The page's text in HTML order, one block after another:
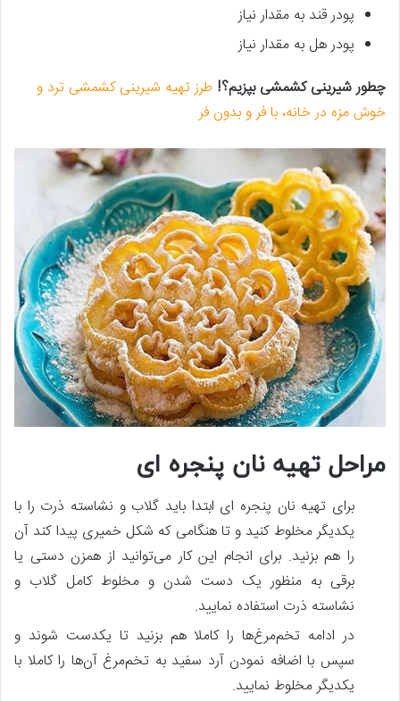
پودر قند به مقدار نیاز
پودر هل به مقدار نیاز
چطور شیرینی کشمشی بپزیم؟! طرز تهیه شیرینی کشمشی ترد و
خوش مزه در خانه، با فر و بدون فر
مراحل تهیه نان پنجره ای
برای تهیه نان پنجره‌ ای ابتدا باید گلاب و نشاسته ذرت را با
یکدیگر مخلوط کنید و تا هنگامی‌ که شکل خمیری پیدا کند آن
را هم بزنید. برای انجام این کار می‌توانید از همزن دستی یا
برقی به منظور یک دست شدن و مخلوط کامل گلاب و
نشاسته ذرت استفاده نمایید.
در ادامه تخم‌مرغ‌ها را کاملا هم بزنید تا یکدست شوند و
سپس با اضافه نمودن آرد سفید به تخم‌مرغ آن‌ها را کاملا با
یکدیگر مخلوط نمایید.